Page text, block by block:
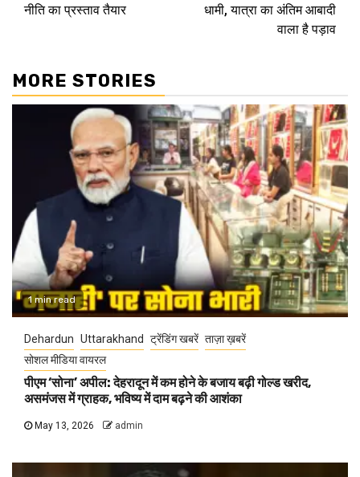
नीति का प्रस्ताव तैयार
धामी, यात्रा का अंतिम आबादी
वाला है पड़ाव
MORE STORIES
1 min read
Dehardun Uttarakhand ट्रेंडिंग खबरें ताज़ा ख़बरें
सोशल मीडिया वायरल
पीएम ‘सोना’ अपील: देहरादून में कम होने के बजाय बढ़ी गोल्ड खरीद,
असमंजस में ग्राहक, भविष्य में दाम बढ़ने की आशंका
May 13, 2026 admin